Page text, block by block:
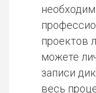
проектов
можете
записи
весь